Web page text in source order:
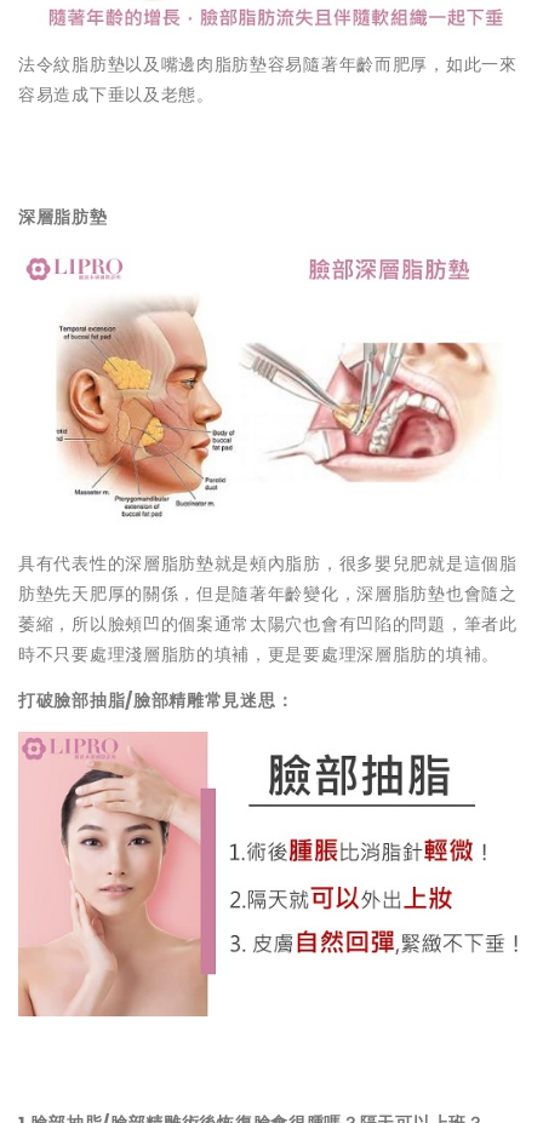
法令紋脂肪墊以及嘴邊肉脂肪墊容易隨著年齡而肥厚，如此一來
容易造成下垂以及老態。
深層脂肪墊
具有代表性的深層脂肪墊就是頰內脂肪，很多嬰兒肥就是這個脂
肪墊先天肥厚的關係，但是隨著年齡變化，深層脂肪墊也會隨之
萎縮，所以臉頰凹的個案通常太陽穴也會有凹陷的問題，筆者此
時不只要處理淺層脂肪的填補，更是要處理深層脂肪的填補。
打破臉部抽脂/臉部精雕常見迷思：